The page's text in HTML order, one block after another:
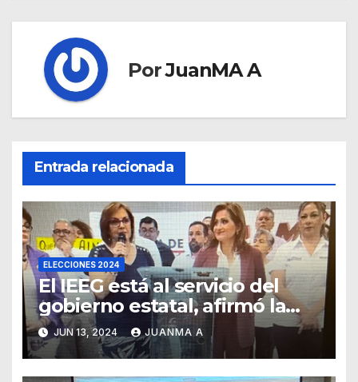
PorJuanMA A
Entrada relacionada
ELECCIONES 2024
El IEEG está al servicio del
gobierno estatal, afirmó la
Senadora Malú Micher
JUN 13, 2024 JUANMA A